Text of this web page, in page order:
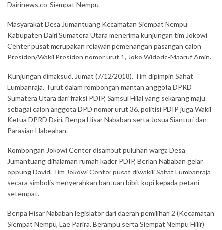
Dairinews.co-Siempat Nempu
Masyarakat Desa Jumantuang Kecamatan Siempat Nempu
Kabupaten Dairi Sumatera Utara menerima kunjungan tim Jokowi
Center pusat merupakan relawan pemenangan pasangan calon
Presiden/Wakil Presiden nomor urut 1, Joko Widodo-Maaruf Amin.
Kunjungan dimaksud, Jumat (7/12/2018). Tim dipimpin Sahat
Lumbanraja. Turut dalam rombongan mantan anggota DPRD
Sumatera Utara dari fraksi PDIP, Samsul Hilal yang sekarang maju
sebagai calon anggota DPD nomor urut 36, politisi PDIP juga Wakil
Ketua DPRD Dairi, Benpa Hisar Nababan serta Josua Sianturi dan
Parasian Habeahan.
Rombongan Jokowi Center disambut puluhan warga Desa
Jumantuang dihalaman rumah kader PDIP, Berlan Nababan gelar
oppung David. Tim Jokowi Center pusat diwakili Sahat Lumbanraja
secara simbolis menyerahkan bantuan bibit kopi kepada petani
setempat.
Benpa Hisar Nababan legislator dari daerah pemilihan 2 (Kecamatan
Siempat Nempu, Lae Parira, Berampu serta Siempat Nempu Hilir)